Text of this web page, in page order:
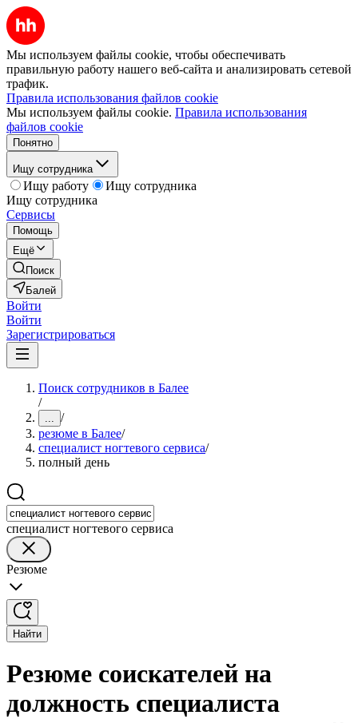
Мы используем файлы cookie, чтобы обеспечивать
правильную работу нашего веб-сайта и анализировать сетевой
трафик.
Правила использования файлов cookie
Мы используем файлы cookie. Правила использования
файлов cookie
Понятно
Ищу сотрудника
Ищу работу
Ищу сотрудника
Ищу сотрудника
Сервисы
Помощь
Ещё
Поиск
Балей
Войти
Войти
Зарегистрироваться
Поиск сотрудников в Балее
/
... /
резюме в Балее/
специалист ногтевого сервиса/
полный день
специалист ногтевого сервиса
Резюме
Найти
Резюме соискателей на
должность специалиста